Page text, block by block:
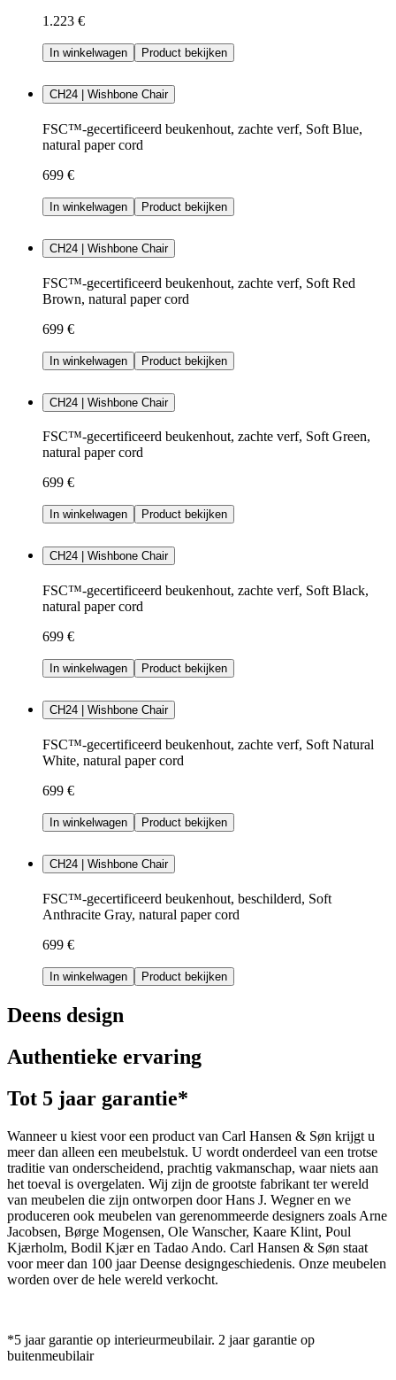
1.223 €
In winkelwagen Product bekijken
CH24 | Wishbone Chair
FSC™-gecertificeerd beukenhout, zachte verf, Soft Blue,
natural paper cord
699 €
In winkelwagen Product bekijken
CH24 | Wishbone Chair
FSC™-gecertificeerd beukenhout, zachte verf, Soft Red
Brown, natural paper cord
699 €
In winkelwagen Product bekijken
CH24 | Wishbone Chair
FSC™-gecertificeerd beukenhout, zachte verf, Soft Green,
natural paper cord
699 €
In winkelwagen Product bekijken
CH24 | Wishbone Chair
FSC™-gecertificeerd beukenhout, zachte verf, Soft Black,
natural paper cord
699 €
In winkelwagen Product bekijken
CH24 | Wishbone Chair
FSC™-gecertificeerd beukenhout, zachte verf, Soft Natural
White, natural paper cord
699 €
In winkelwagen Product bekijken
CH24 | Wishbone Chair
FSC™-gecertificeerd beukenhout, beschilderd, Soft
Anthracite Gray, natural paper cord
699 €
In winkelwagen Product bekijken
Deens design
Authentieke ervaring
Tot 5 jaar garantie*
Wanneer u kiest voor een product van Carl Hansen & Søn krijgt u
meer dan alleen een meubelstuk. U wordt onderdeel van een trotse
traditie van onderscheidend, prachtig vakmanschap, waar niets aan
het toeval is overgelaten. Wij zijn de grootste fabrikant ter wereld
van meubelen die zijn ontworpen door Hans J. Wegner en we
produceren ook meubelen van gerenommeerde designers zoals Arne
Jacobsen, Børge Mogensen, Ole Wanscher, Kaare Klint, Poul
Kjærholm, Bodil Kjær en Tadao Ando. Carl Hansen & Søn staat
voor meer dan 100 jaar Deense designgeschiedenis. Onze meubelen
worden over de hele wereld verkocht.
*5 jaar garantie op interieurmeubilair. 2 jaar garantie op
buitenmeubilair